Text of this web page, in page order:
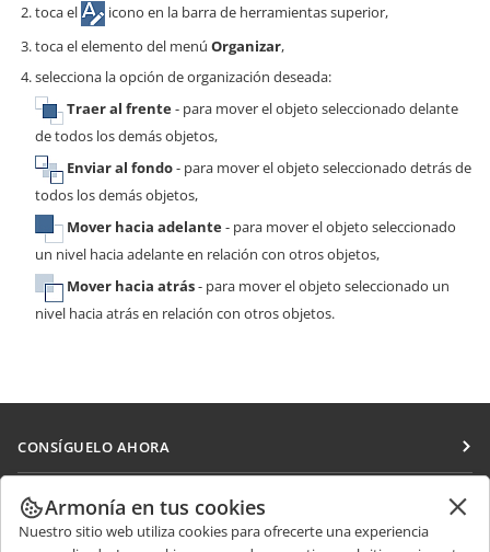
toca el
icono en la barra de herramientas superior,
toca el elemento del menú Organizar,
selecciona la opción de organización deseada:
Traer al frente- para mover el objeto seleccionado delante
de todos los demás objetos,
Enviar al fondo- para mover el objeto seleccionado detrás de
todos los demás objetos,
Mover hacia adelante- para mover el objeto seleccionado
un nivel hacia adelante en relación con otros objetos,
Mover hacia atrás- para mover el objeto seleccionado un
nivel hacia atrás en relación con otros objetos.
CONSÍGUELO AHORA
Docs
DocSpace
COLABORAR
Para colaboradores
Armonía en tus cookies
Nuestro sitio web utiliza cookies para ofrecerte una experiencia